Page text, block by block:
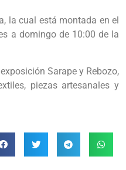
la cual está montada en el
a domingo de 10:00 de la
Sarape y Rebozo,
piezas artesanales y